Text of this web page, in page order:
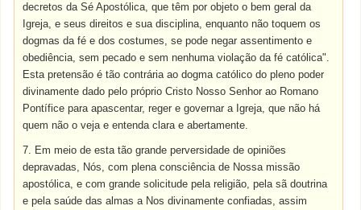
decretos da Sé Apostólica, que têm por objeto o bem geral da
Igreja, e seus direitos e sua disciplina, enquanto não toquem os
dogmas da fé e dos costumes, se pode negar assentimento e
obediência, sem pecado e sem nenhuma violação da fé católica".
Esta pretensão é tão contrária ao dogma católico do pleno poder
divinamente dado pelo próprio Cristo Nosso Senhor ao Romano
Pontífice para apascentar, reger e governar a Igreja, que não há
quem não o veja e entenda clara e abertamente.
7. Em meio de esta tão grande perversidade de opiniões
depravadas, Nós, com plena consciência de Nossa missão
apostólica, e com grande solicitude pela religião, pela sã doutrina
e pela saúde das almas a Nos divinamente confiadas, assim